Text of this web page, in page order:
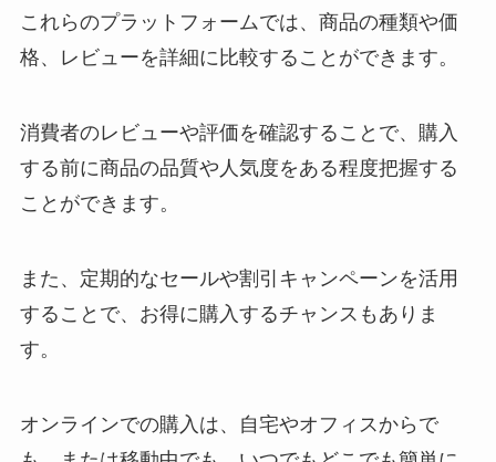
になるものも紹介！
これらのプラットフォームでは、商品の種類や価
格、レビューを詳細に比較することができます。
消費者のレビューや評価を確認することで、購入
する前に商品の品質や人気度をある程度把握する
ことができます。
また、定期的なセールや割引キャンペーンを活用
することで、お得に購入するチャンスもありま
す。
オンラインでの購入は、自宅やオフィスからで